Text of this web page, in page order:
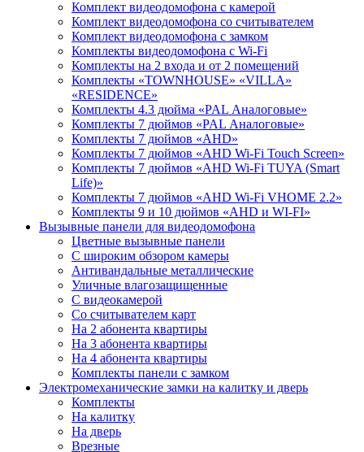
Комплект видеодомофона с камерой
Комплект видеодомофона со считывателем
Комплект видеодомофона c замком
Комплекты видеодомофона с Wi-Fi
Комплекты на 2 входа и от 2 помещений
Комплекты «TOWNHOUSE» «VILLA»
«RESIDENCE»
Комплекты 4.3 дюйма «PAL Аналоговые»
Комплекты 7 дюймов «PAL Аналоговые»
Комплекты 7 дюймов «AHD»
Комплекты 7 дюймов «AHD Wi-Fi Touch Screen»
Комплекты 7 дюймов «AHD Wi-Fi TUYA (Smart
Life)»
Комплекты 7 дюймов «AHD Wi-Fi VHOME 2.2»
Комплекты 9 и 10 дюймов «AHD и WI-FI»
Вызывные панели для видеодомофона
Цветные вызывные панели
С широким обзором камеры
Антивандальные металлические
Уличные влагозащищенные
С видеокамерой
Со считывателем карт
На 2 абонента квартиры
На 3 абонента квартиры
На 4 абонента квартиры
Комплекты панели с замком
Электромеханические замки на калитку и дверь
Комплекты
На калитку
На дверь
Врезные